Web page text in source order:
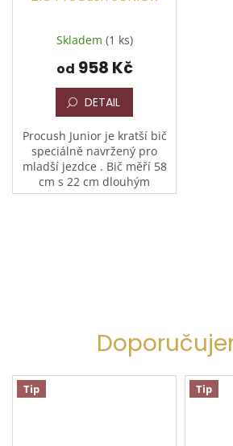
Skladem (1 ks)
od 958 Kč
DETAIL
Procush Junior je kratší bič
speciálně navržený pro
mladší jezdce . Bič měří 58
cm s 22 cm dlouhým
polstrovaným koncem
Tip Tip